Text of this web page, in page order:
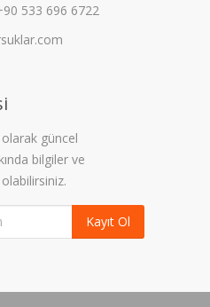
533 696 6722
güncel
bilgiler ve
Kayıt Ol